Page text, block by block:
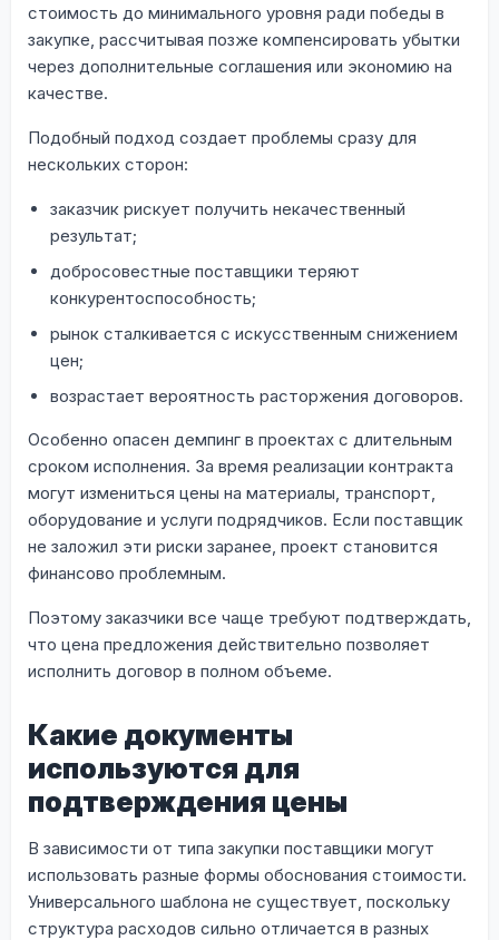
стоимость до минимального уровня ради победы в
закупке, рассчитывая позже компенсировать убытки
через дополнительные соглашения или экономию на
качестве.
Подобный подход создает проблемы сразу для
нескольких сторон:
заказчик рискует получить некачественный
результат;
добросовестные поставщики теряют
конкурентоспособность;
рынок сталкивается с искусственным снижением
цен;
возрастает вероятность расторжения договоров.
Особенно опасен демпинг в проектах с длительным
сроком исполнения. За время реализации контракта
могут измениться цены на материалы, транспорт,
оборудование и услуги подрядчиков. Если поставщик
не заложил эти риски заранее, проект становится
финансово проблемным.
Поэтому заказчики все чаще требуют подтверждать,
что цена предложения действительно позволяет
исполнить договор в полном объеме.
Какие документы
используются для
подтверждения цены
В зависимости от типа закупки поставщики могут
использовать разные формы обоснования стоимости.
Универсального шаблона не существует, поскольку
структура расходов сильно отличается в разных